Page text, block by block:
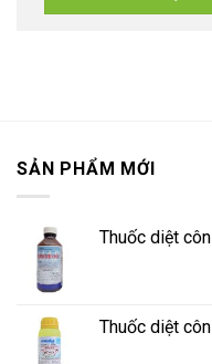
SẢN PHẨM MỚI
Thuốc diệt
Thuốc diệt